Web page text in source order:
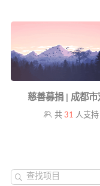
慈善募捐 | 成都市
共 31 人支持
查找项目